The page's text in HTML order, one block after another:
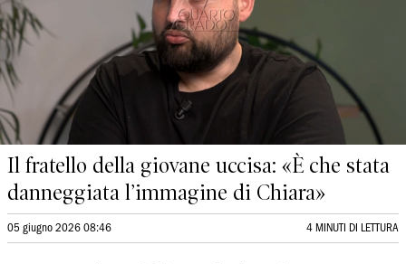
Il fratello della giovane uccisa: «È che stata
danneggiata l’immagine di Chiara»
05 giugno 2026 08:46 4 MINUTI DI LETTURA